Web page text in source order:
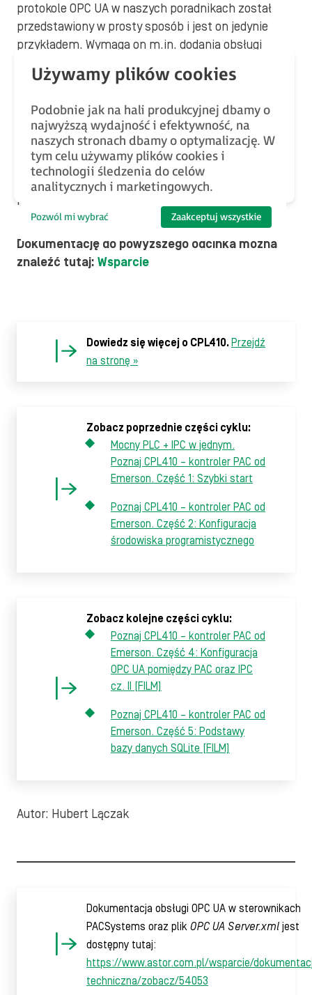
protokole OPC UA w naszych poradnikach został
przedstawiony w prosty sposób i jest on jedynie
przykładem. Wymaga on m.in. dodania obsługi
być zaimplementowany w Państwa systemach.
W kolejnych częściach kursu zostanie rozwinięty
temat OPC UA – zapytania o wartości zmiennych
zostaną sparametryzowane i zautomatyzowane.
Dodatkowo przedstawimy sposób zapisywania
danych pochodzących z części PAC do baz danych,
np.: SQLite oraz InfluxDB.
Dokumentację do powyższego odcinka można
znaleźć tutaj: Wsparcie
Dowiedz się więcej o CPL410. Przejdź
na stronę »
Zobacz poprzednie części cyklu:
Mocny PLC + IPC w jednym.
Poznaj CPL410 – kontroler PAC od
Emerson. Część 1: Szybki start
Poznaj CPL410 – kontroler PAC od
Emerson. Część 2: Konfiguracja
środowiska programistycznego
Zobacz kolejne części cyklu:
Poznaj CPL410 – kontroler PAC od
Emerson. Część 4: Konfiguracja
OPC UA pomiędzy PAC oraz IPC
cz. II [FILM]
Poznaj CPL410 – kontroler PAC od
Emerson. Część 5: Podstawy
bazy danych SQLite [FILM]
Autor: Hubert Lączak
Dokumentacja obsługi OPC UA w sterownikach
PACSystems oraz plik OPC UA Server.xml jest
dostępny tutaj:
https://www.astor.com.pl/wsparcie/
techniczna/zobacz/54053
Podobnie jak na hali produkcyjnej dbamy o
najwyższą wydajność i efektywność, na
naszych stronach dbamy o optymalizację. W
tym celu używamy plików cookies i
technologii śledzenia do celów
analitycznych i marketingowych.
Pozwól mi wybrać Zaakceptuj wszystkie